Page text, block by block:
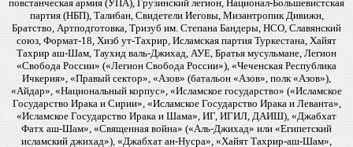
повстанческая армия (УПА), Грузинский легион, Национал-Большевистская
партия (НБП), Талибан, Свидетели Иеговы, Мизантропик Дивижн,
Братство, Артподготовка, Тризуб им. Степана Бандеры, НСО, Славянский
союз, Формат-18, Хизб ут-Тахрир, Исламская партия Туркестана, Хайят
Тахрир аш-Шам, Таухид валь-Джихад, АУЕ, Братья мусульмане, Легион
«Свобода России» («Легион Свобода России»), «Чеченская Республика
Ичкерия», «Правый сектор», «Азов» (батальон «Азов», полк «Азов»),
«Айдар», «Национальный корпус», «Исламское государство» («Исламское
Государство Ирака и Сирии», «Исламское Государство Ирака и Леванта»,
«Исламское Государство Ирака и Шама», ИГ, ИГИЛ, ДАИШ), «Джабхат
Фатх аш-Шам», «Священная война» («Аль-Джихад» или «Египетский
исламский джихад»), «Джабхат ан-Нусра», «Хайят Тахрир-аш-Шам»,